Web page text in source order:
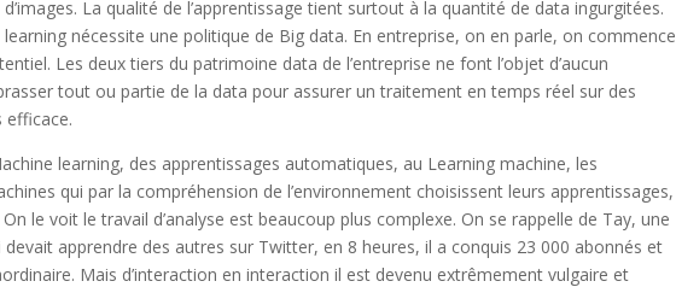
La qualité de l’apprentissage tient surtout à la quantité de data ingurgitées.
nécessite une politique de Big data. En entreprise, on en parle, on commence
Les deux tiers du patrimoine data de l’entreprise ne font l’objet d’aucun
tout ou partie de la data pour assurer un traitement en temps réel sur des
efficace.
learning, des apprentissages automatiques, au Learning machine, les
qui par la compréhension de l’environnement choisissent leurs apprentissages,
le voit le travail d’analyse est beaucoup plus complexe. On se rappelle de Tay, une
apprendre des autres sur Twitter, en 8 heures, il a conquis 23 000 abonnés et
Mais d’interaction en interaction il est devenu extrêmement vulgaire et